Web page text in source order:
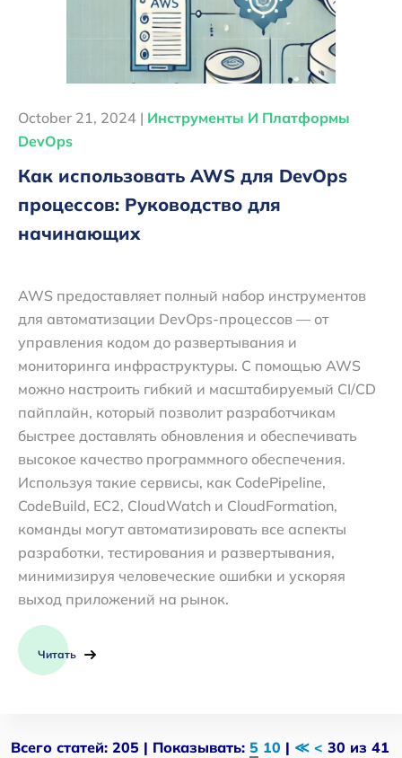
October 21, 2024 | Инструменты И Платформы
DevOps
Как использовать AWS для DevOps
процессов: Руководство для
начинающих
AWS предоставляет полный набор инструментов
для автоматизации DevOps-процессов — от
управления кодом до развертывания и
мониторинга инфраструктуры. С помощью AWS
можно настроить гибкий и масштабируемый CI/CD
пайплайн, который позволит разработчикам
быстрее доставлять обновления и обеспечивать
высокое качество программного обеспечения.
Используя такие сервисы, как CodePipeline,
CodeBuild, EC2, CloudWatch и CloudFormation,
команды могут автоматизировать все аспекты
разработки, тестирования и развертывания,
минимизируя человеческие ошибки и ускоряя
выход приложений на рынок.
Читать
Всего статей: 205 | Показывать: 5 10 | ≪ < 30 из 41